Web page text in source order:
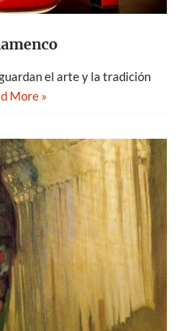
el arte y la tradición
More »